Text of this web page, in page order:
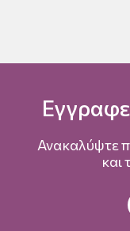
Ανακαλύψτε
και